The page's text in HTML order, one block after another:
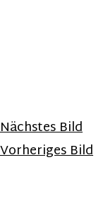
Nächstes Bild
Vorheriges Bild